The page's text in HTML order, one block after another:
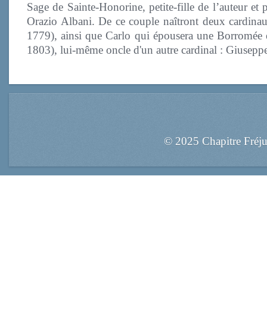
Sage de Sainte-Honorine, petite-fille de l’auteur
Orazio Albani. De ce couple naîtront deux
1779), ainsi que Carlo qui épousera une
1803), lui-même oncle d'un autre cardinal :
© 2025 Chapitre